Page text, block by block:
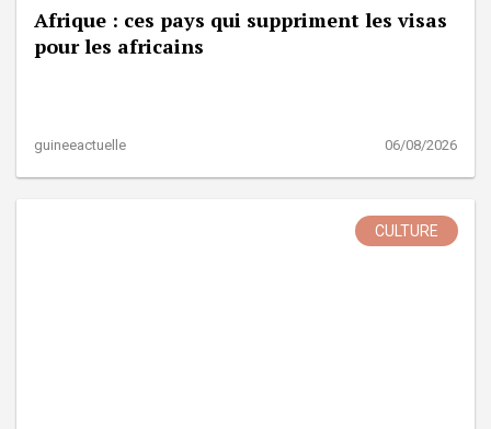
Afrique : ces pays qui suppriment les visas
pour les africains
guineeactuelle 06/08/2026
CULTURE